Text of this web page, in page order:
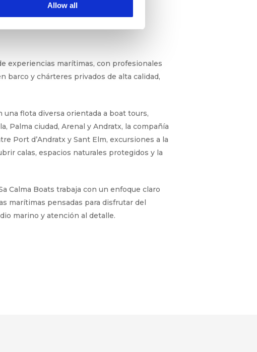
Allow all
experiencias marítimas, con profesionales
barco y chárteres privados de alta calidad,
una flota diversa orientada a boat tours,
Palma ciudad, Arenal y Andratx, la compañía
Port d’Andratx y Sant Elm, excursiones a la
calas, espacios naturales protegidos y la
Calma Boats trabaja con un enfoque claro
marítimas pensadas para disfrutar del
marino y atención al detalle.